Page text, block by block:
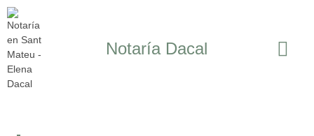
Notaría Dacal